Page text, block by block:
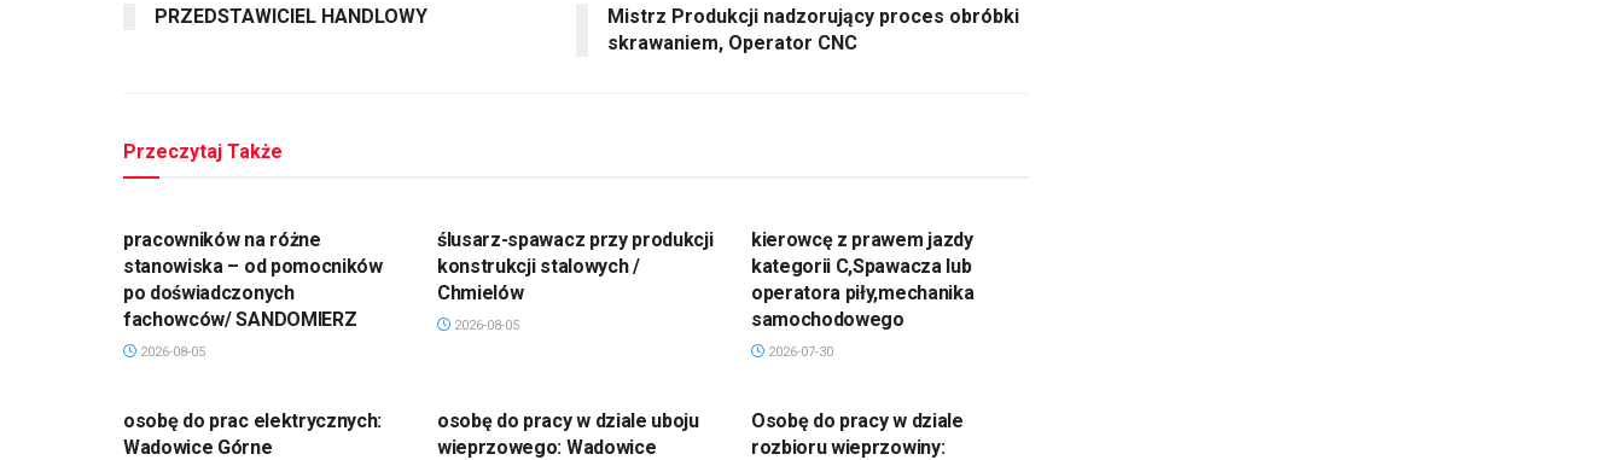
PRZEDSTAWICIEL HANDLOWY
Mistrz Produkcji nadzorujący proces obróbki
skrawaniem, Operator CNC
Przeczytaj Także
pracowników na różne
stanowiska – od pomocników
po doświadczonych
fachowców/ SANDOMIERZ
2026-08-05
ślusarz-spawacz przy produkcji
konstrukcji stalowych /
Chmielów
2026-08-05
kierowcę z prawem jazdy
kategorii C,Spawacza lub
operatora piły,mechanika
samochodowego
2026-07-30
osobę do prac elektrycznych:
Wadowice Górne
osobę do pracy w dziale uboju
wieprzowego: Wadowice
Osobę do pracy w dziale
rozbioru wieprzowiny: